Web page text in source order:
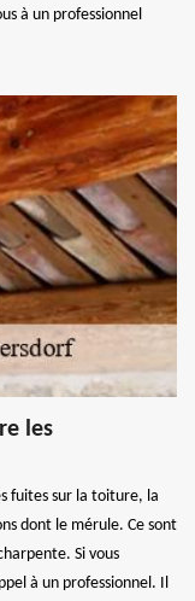
à un professionnel
les
fuites sur la toiture, la
dont le mérule. Ce sont
Si vous
à un professionnel. Il